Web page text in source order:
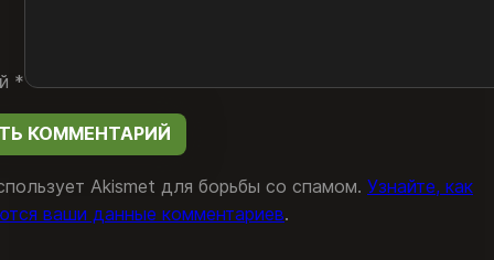
*
Akismet для борьбы со спамом. Узнайте, как
ваши данные комментариев.